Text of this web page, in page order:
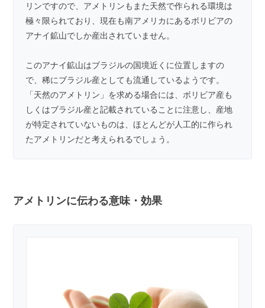
リンですので、アメトリンもまた天然で作られる環境は
極々限られており、現在も南アメリカにあるボリビアの
アナイ鉱山でしか産出されていません。
このアナイ鉱山はブラジルの国境近くに位置しますの
で、稀にブラジル産としても流通しているようです。
「天然のアメトリン」を求める場合には、ボリビア産も
しくはブラジル産と記載されていることに注意し、産地
が特定されていないものは、ほとんどが人工的に作られ
たアメトリンだと考えられるでしょう。
アメトリンに伝わる意味・効果